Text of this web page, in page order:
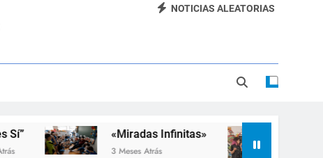
NOTICIAS ALEATORIAS
«Miradas Infinitas»
3 Meses Atrás 3 Meses Atrás